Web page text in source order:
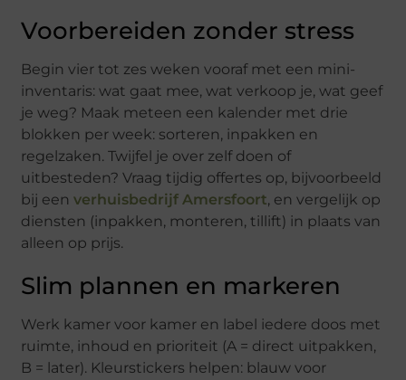
Voorbereiden zonder stress
Begin vier tot zes weken vooraf met een mini-
inventaris: wat gaat mee, wat verkoop je, wat geef
je weg? Maak meteen een kalender met drie
blokken per week: sorteren, inpakken en
regelzaken. Twijfel je over zelf doen of
uitbesteden? Vraag tijdig offertes op, bijvoorbeeld
bij eenverhuisbedrijf Amersfoort, en vergelijk op
diensten (inpakken, monteren, tillift) in plaats van
alleen op prijs.
Slim plannen en markeren
Werk kamer voor kamer en label iedere doos met
ruimte, inhoud en prioriteit (A = direct uitpakken,
B = later). Kleurstickers helpen: blauw voor